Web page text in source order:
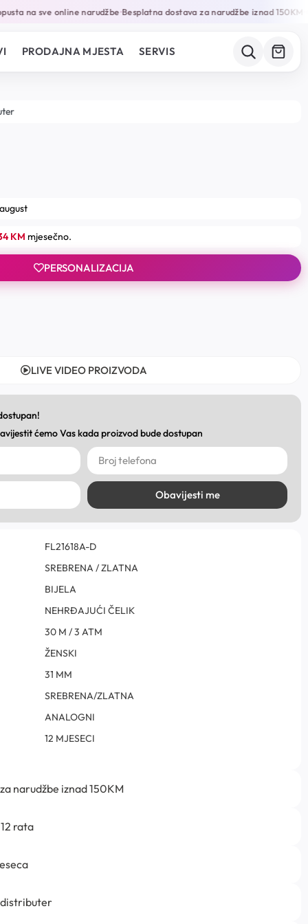
na sve online narudžbe•Besplatna dostava za narudžbe iznad 150KM•
PRODAJNA MJESTA SERVIS
KM mjesečno.
PERSONALIZACIJA
LIVE VIDEO PROIZVODA
ćemo Vas kada proizvod bude dostupan
Obavijesti me
FL21618A-D
SREBRENA / ZLATNA
BIJELA
NEHRĐAJUĆI ČELIK
30 M / 3 ATM
ŽENSKI
31 MM
SREBRENA/ZLATNA
ANALOGNI
12 MJESECI
narudžbe iznad 150KM
rata